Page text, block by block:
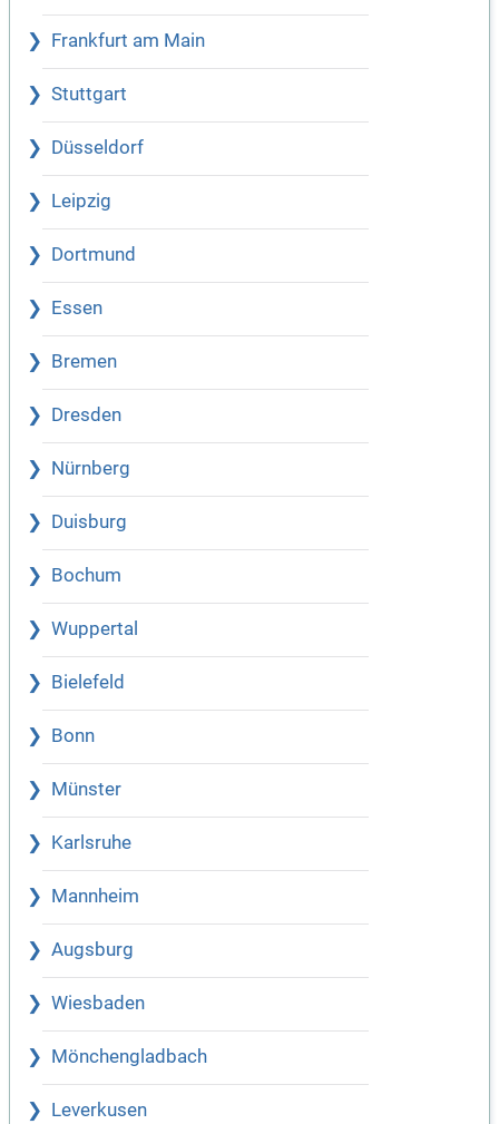
Frankfurt am Main
Stuttgart
Düsseldorf
Leipzig
Dortmund
Essen
Bremen
Dresden
Nürnberg
Duisburg
Bochum
Wuppertal
Bielefeld
Bonn
Münster
Karlsruhe
Mannheim
Augsburg
Wiesbaden
Mönchengladbach
Leverkusen